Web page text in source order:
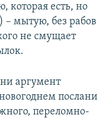
которая есть, но
– мытую, без
не смущает
аргумент
переломно-